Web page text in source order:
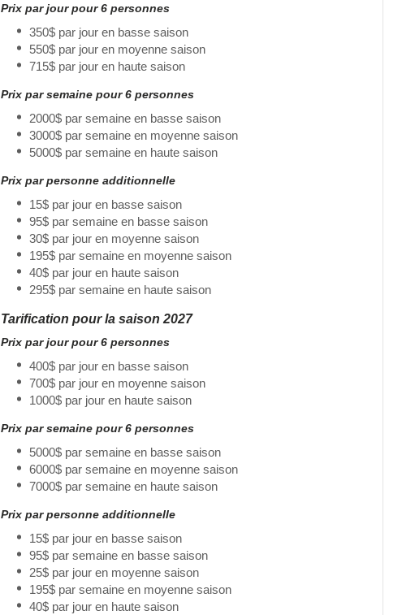
Prix par jour pour 6 personnes
350$ par jour en basse saison
550$ par jour en moyenne saison
715$ par jour en haute saison
Prix par semaine pour 6 personnes
2000$ par semaine en basse saison
3000$ par semaine en moyenne saison
5000$ par semaine en haute saison
Prix par personne additionnelle
15$ par jour en basse saison
95$ par semaine en basse saison
30$ par jour en moyenne saison
195$ par semaine en moyenne saison
40$ par jour en haute saison
295$ par semaine en haute saison
Tarification pour la saison 2027
Prix par jour pour 6 personnes
400$ par jour en basse saison
700$ par jour en moyenne saison
1000$ par jour en haute saison
Prix par semaine pour 6 personnes
5000$ par semaine en basse saison
6000$ par semaine en moyenne saison
7000$ par semaine en haute saison
Prix par personne additionnelle
15$ par jour en basse saison
95$ par semaine en basse saison
25$ par jour en moyenne saison
195$ par semaine en moyenne saison
40$ par jour en haute saison